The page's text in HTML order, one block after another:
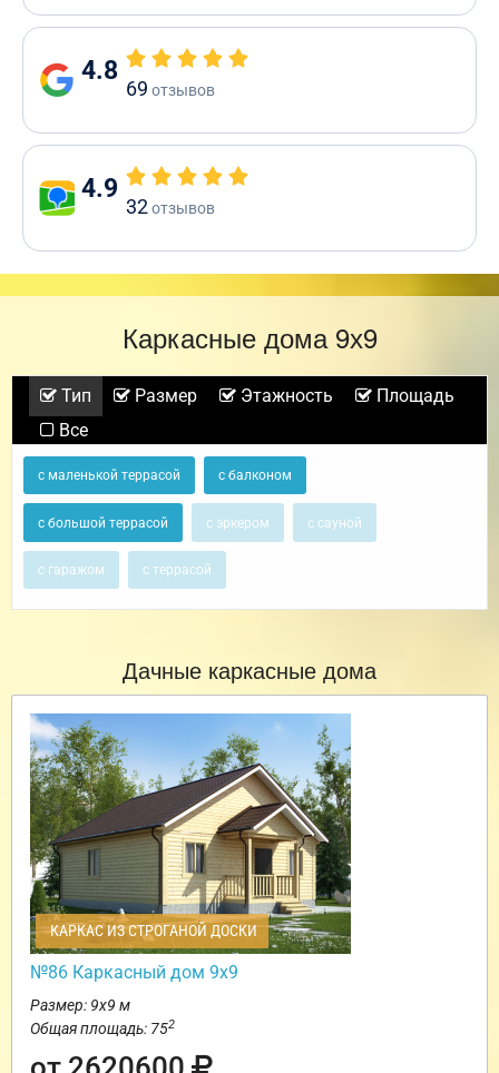
4.8
69 отзывов
4.9
32отзывов
Каркасные дома 9х9
Тип Размер Этажность
Площадь
Все
с маленькой террасой с балконом
с большой террасой с эркером с сауной
с гаражом с террасой
Дачные каркасные дома
КАРКАС ИЗ СТРОГАНОЙ ДОСКИ
№86 Каркасный дом 9х9
Размер: 9х9 м
Общая площадь: 752